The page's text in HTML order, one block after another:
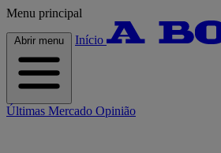
Menu principal
Abrir menu Início
Últimas Mercado Opinião